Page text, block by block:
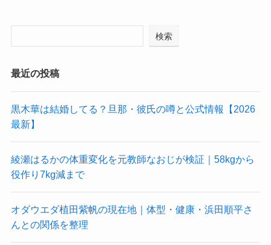
検索
最近の投稿
黒木華は結婚してる？旦那・彼氏の噂と公式情報【2026
最新】
綾瀬はるかの体重変化を元教師なおじが検証｜58kgから
役作り7kg減まで
オダウエダ植田紫帆の現在地｜体型・健康・浜田順平さ
んとの関係を整理